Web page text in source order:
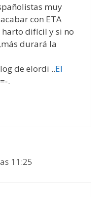
muy
con ETA
difícil y si no
durará la
de elordi ..El
=-.
11:25